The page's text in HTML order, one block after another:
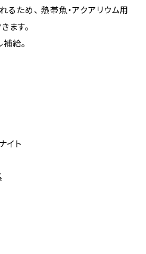
ため、 熱帯魚・アクアリウム用
ます。
給。
イト